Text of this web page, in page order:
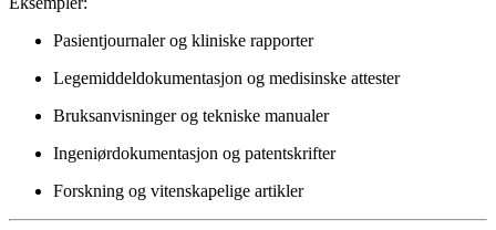
Pasientjournaler og kliniske rapporter
Legemiddeldokumentasjon og medisinske attester
Bruksanvisninger og tekniske manualer
Ingeniørdokumentasjon og patentskrifter
Forskning og vitenskapelige artikler